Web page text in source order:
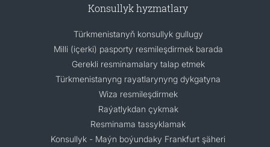
Konsullyk hyzmatlary
Türkmenistanyň konsullyk gullugy
Milli (içerki) pasporty resmileşdirmek barada
Gerekli resminamalary talap etmek
Türkmenistanyng rayatlarynyng dykgatyna
Wiza resmileşdirmek
Raýatlykdan çykmak
Resminama tassyklamak
Konsullyk - Maýn boýundaky Frankfurt şäheri